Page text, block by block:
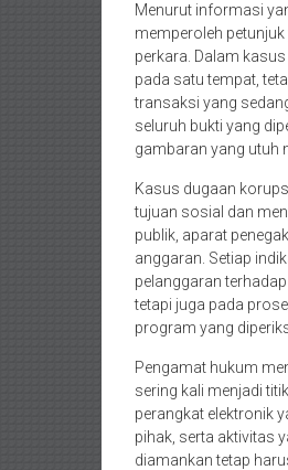
Menurut informasi
memperoleh
perkara. Dalam
pada satu tempat,
transaksi yang
seluruh bukti yang
gambaran yang utuh
Kasus dugaan
tujuan sosial dan
publik, aparat
anggaran. Setiap
pelanggaran
tetapi juga pada
program yang
Pengamat hukum
sering kali menjadi
perangkat elektronik
pihak, serta aktivitas
diamankan tetap